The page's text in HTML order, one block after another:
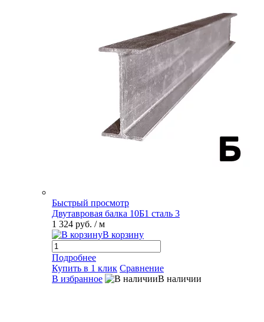
Быстрый просмотр
Двутавровая балка 10Б1 сталь 3
1 324 руб. / м
В корзину
Подробнее
Купить в 1 клик Сравнение
В избранное
В наличии